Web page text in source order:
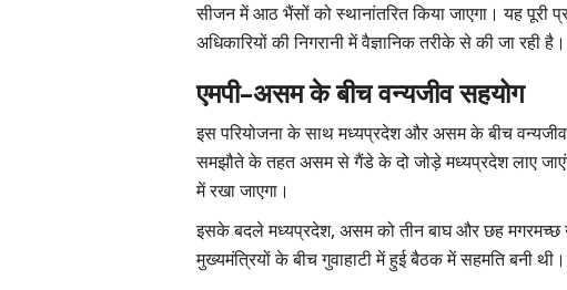
सीजन में आठ भैंसों को स्थानांतरित किया जाएगा। यह पूरी
अधिकारियों की निगरानी में वैज्ञानिक तरीके से की जा रही है।
एमपी–असम के बीच वन्यजीव सहयोग
इस परियोजना के साथ मध्यप्रदेश और असम के बीच वन्यजीव
समझौते के तहत असम से गैंडे के दो जोड़े मध्यप्रदेश लाए जाएंगे,
में रखा जाएगा।
इसके बदले मध्यप्रदेश, असम को तीन बाघ और छह मगरमच्छ
मुख्यमंत्रियों के बीच गुवाहाटी में हुई बैठक में सहमति बनी थी।